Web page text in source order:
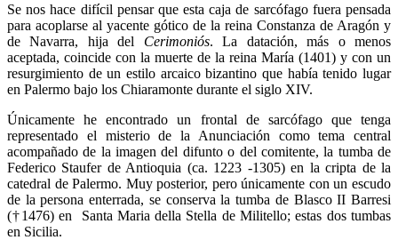
Se nos hace difícil pensar que esta caja de sarcófago fuera pensada
para acoplarse al yacente gótico de la reina Constanza de Aragón y
de Navarra, hija del Cerimoniós. La datación, más o menos
aceptada, coincide con la muerte de la reina María (1401) y con un
resurgimiento de un estilo arcaico bizantino que había tenido lugar
en Palermo bajo los Chiaramonte durante el siglo XIV.
Únicamente he encontrado un frontal de sarcófago que tenga
representado el misterio de la Anunciación como tema central
acompañado de la imagen del difunto o del comitente, la tumba de
Federico Staufer de Antioquia (ca. 1223 -1305) en la cripta de la
catedral de Palermo. Muy posterior, pero únicamente con un escudo
de la persona enterrada, se conserva la tumba de Blasco II Barresi
(†1476) en Santa Maria della Stella de Militello; estas dos tumbas
en Sicilia.